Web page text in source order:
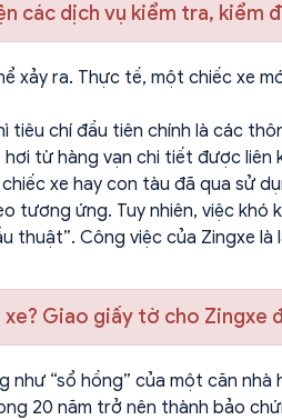
các dịch vụ kiểm tra, kiểm
xảy ra. Thực tế, một chiếc xe
chí đầu tiên chính là các
từ hàng vạn chi tiết được
xe hay con tàu đã qua sử
tương ứng. Tuy nhiên, việc
thuật”. Công việc của Zingxe
Giao giấy tờ cho Zingxe
“sổ hồng” của một căn
20 năm trở nên thành bảo